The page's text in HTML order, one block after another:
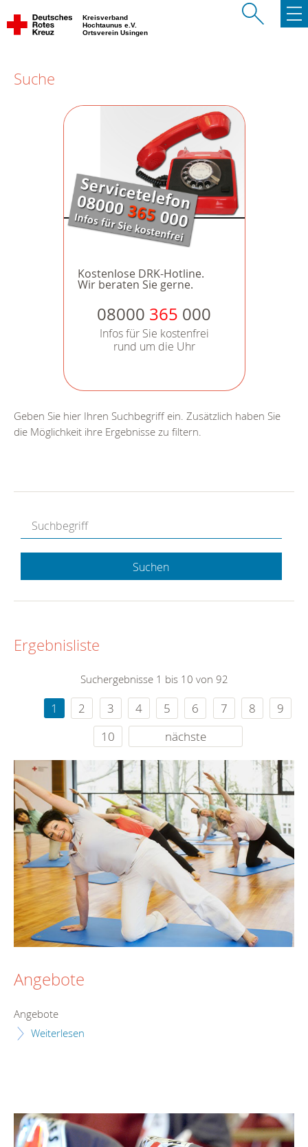
Kreisverband
Hochtaunus e.V.
Ortsverein Usingen
Suche
Kostenlose DRK-Hotline.
Wir beraten Sie gerne.
08000 365 000
Infos für Sie kostenfrei
rund um die Uhr
Geben Sie hier Ihren Suchbegriff ein. Zusätzlich haben Sie
die Möglichkeit ihre Ergebnisse zu filtern.
Suchen
Ergebnisliste
Suchergebnisse 1 bis 10 von 92
1 2 3 4 5 6 7 8
9
10
nächste
Angebote
Angebote
Weiterlesen